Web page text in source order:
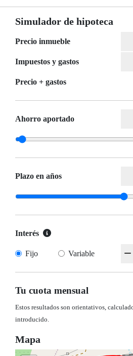
Simulador de hipoteca
Precio inmueble
Impuestos y gastos
Precio + gastos
Ahorro aportado
Plazo en años
Interés
Fijo Variable
Tu cuota mensual
Estos resultados son orientativos,
introducido.
Mapa